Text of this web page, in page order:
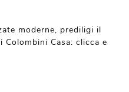
moderne, prediligi il
Casa: clicca e